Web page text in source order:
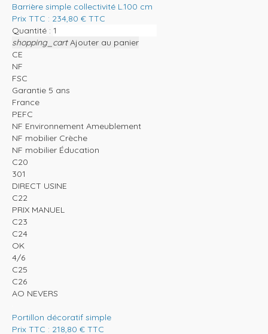
Barrière simple collectivité L.100 cm
Prix TTC : 234,80 € TTC
Quantité :
shopping_cart Ajouter au panier
CE
NF
FSC
Garantie 5 ans
France
PEFC
NF Environnement Ameublement
NF mobilier Crèche
NF mobilier Éducation
C20
301
DIRECT USINE
C22
PRIX MANUEL
C23
C24
OK
4/6
C25
C26
AO NEVERS
Portillon décoratif simple
Prix TTC : 218,80 € TTC